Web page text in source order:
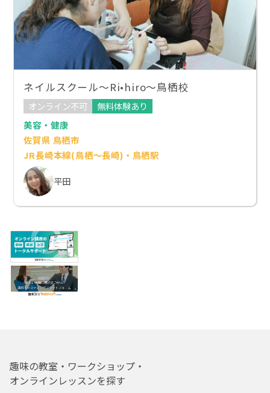
ネイルスクール～Ri•hiro～鳥栖校
オンライン不可
無料体験あり
美容・健康
佐賀県 鳥栖市
JR長崎本線(鳥栖～長崎)・鳥栖駅
平田
趣味の教室・ワークショップ・
オンラインレッスンを探す